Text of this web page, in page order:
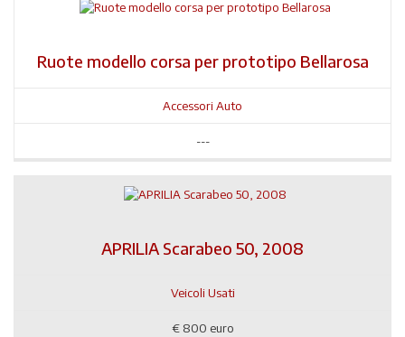
Ruote modello corsa per prototipo Bellarosa
Accessori Auto
---
APRILIA Scarabeo 50, 2008
Veicoli Usati
€ 800 euro